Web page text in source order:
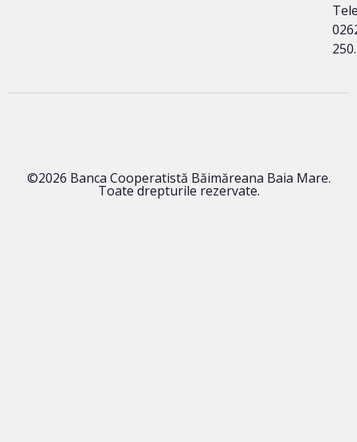
©2026 Banca Cooperatistă Băimăreana Baia Mare.
Toate drepturile rezervate.